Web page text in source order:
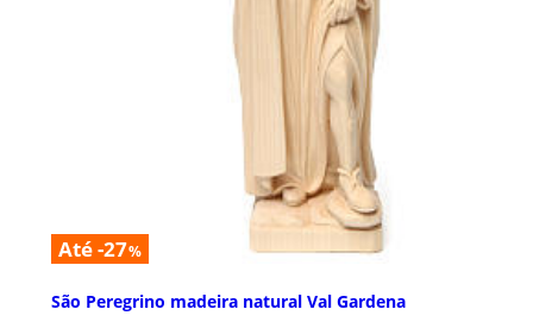
Até -27%
São Peregrino madeira natural Val Gardena